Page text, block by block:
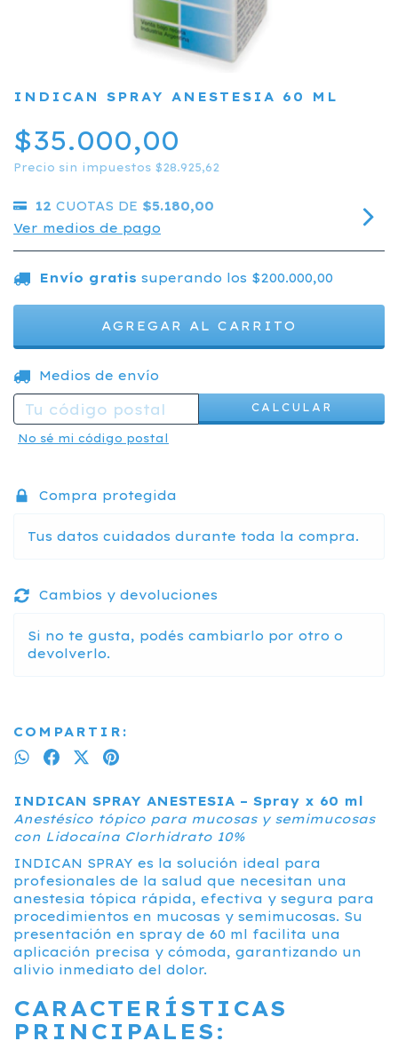
INDICAN SPRAY ANESTESIA 60 ML
$35.000,00
Precio sin impuestos $28.925,62
12 CUOTAS DE $5.180,00
Ver medios de pago
Envío gratis superando los $200.000,00
Entregas para el CP:
Medios de envío
CALCULAR
No sé mi código postal
Compra protegida
Tus datos cuidados durante toda la compra.
Cambios y devoluciones
Si no te gusta, podés cambiarlo por otro o
devolverlo.
COMPARTIR:
INDICAN SPRAY ANESTESIA – Spray x 60 ml
Anestésico tópico para mucosas y semimucosas
con Lidocaína Clorhidrato 10%
INDICAN SPRAY es la solución ideal para
profesionales de la salud que necesitan una
anestesia tópica rápida, efectiva y segura para
procedimientos en mucosas y semimucosas. Su
presentación en spray de 60 ml facilita una
aplicación precisa y cómoda, garantizando un
alivio inmediato del dolor.
CARACTERÍSTICAS
PRINCIPALES: